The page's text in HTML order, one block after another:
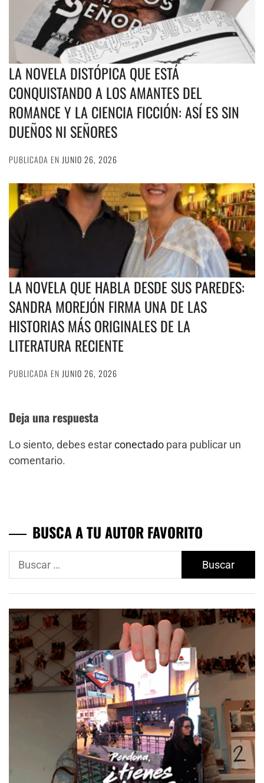
LA NOVELA DISTÓPICA QUE ESTÁ
CONQUISTANDO A LOS AMANTES DEL
ROMANCE Y LA CIENCIA FICCIÓN: ASÍ ES SIN
DUEÑOS NI SEÑORES
PUBLICADA EN JUNIO 26, 2026
LA NOVELA QUE HABLA DESDE SUS PAREDES:
SANDRA MOREJÓN FIRMA UNA DE LAS
HISTORIAS MÁS ORIGINALES DE LA
LITERATURA RECIENTE
PUBLICADA EN JUNIO 26, 2026
Deja una respuesta
Lo siento, debes estarconectado para publicar un
comentario.
BUSCA A TU AUTOR FAVORITO
Buscar: